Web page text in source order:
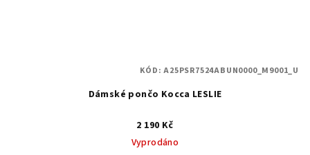
Dámské pončo Kocca LESLIE
2 190 Kč
Vyprodáno
KÓD:A25PSR7524ABUN0000_M9001_U